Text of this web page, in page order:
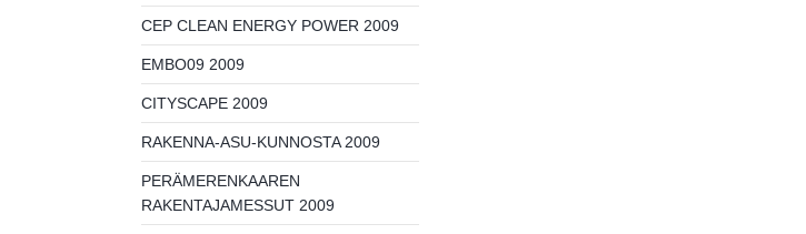
CEP CLEAN ENERGY POWER 2009
EMBO09 2009
CITYSCAPE 2009
RAKENNA-ASU-KUNNOSTA 2009
PERÄMERENKAAREN
RAKENTAJAMESSUT 2009